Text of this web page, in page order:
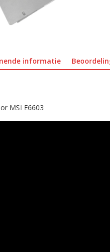
informatie
MSI E6603